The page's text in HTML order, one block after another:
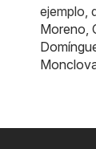
ejemplo,
Moreno